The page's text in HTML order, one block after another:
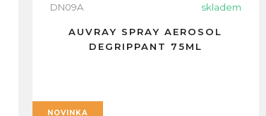
DN09A skladem
AUVRAY SPRAY AEROSOL
DEGRIPPANT 75ML
NOVINKA